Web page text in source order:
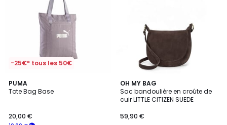
-25€* tous les 50€
PUMA
Tote Bag Base
20,00 €
4
/
2
Couleurs
OH MY BAG
Sac bandoulière en croûte de
cuir LITTLE CITIZEN SUEDE
59,90 €
5
Couleurs